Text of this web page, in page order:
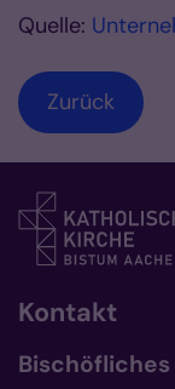
Quelle:
Zurück
Kontakt